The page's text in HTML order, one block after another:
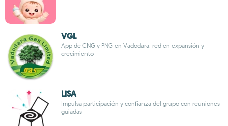
VGL
App de CNG y PNG en Vadodara, red en expansión y
crecimiento
LiSA
Impulsa participación y confianza del grupo con reuniones
guiadas